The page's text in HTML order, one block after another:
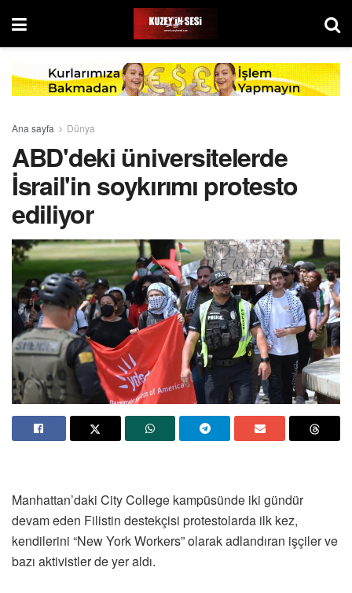
Ana sayfa Dünya
ABD'deki üniversitelerde
İsrail'in soykırımı protesto
ediliyor
Manhattan’daki City College kampüsünde iki gündür
devam eden Filistin destekçisi protestolarda ilk kez,
kendilerini “New York Workers” olarak adlandıran işçiler ve
bazı aktivistler de yer aldı.